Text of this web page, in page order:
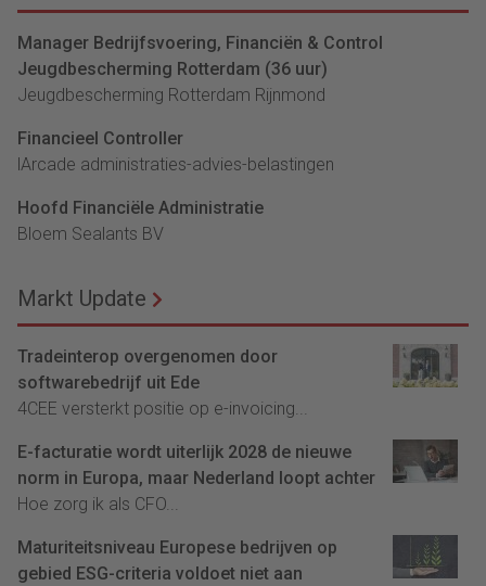
Manager Bedrijfsvoering, Financiën & Control
Jeugdbescherming Rotterdam (36 uur)
Jeugdbescherming Rotterdam Rijnmond
Financieel Controller
lArcade administraties-advies-belastingen
Hoofd Financiële Administratie
Bloem Sealants BV
Markt Update
Tradeinterop overgenomen door
softwarebedrijf uit Ede
4CEE versterkt positie op e-invoicing...
E-facturatie wordt uiterlijk 2028 de nieuwe
norm in Europa, maar Nederland loopt achter
Hoe zorg ik als CFO...
Maturiteitsniveau Europese bedrijven op
gebied ESG-criteria voldoet niet aan